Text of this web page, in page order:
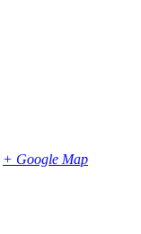
+ Google Map